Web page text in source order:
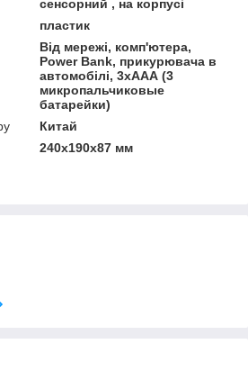
сенсорний , на корпусі
пластик
Від мережі, комп'ютера,
Power Bank, прикурювача в
автомобілі, 3хААА (3
микропальчиковые
батарейки)
Китай
240х190х87 мм